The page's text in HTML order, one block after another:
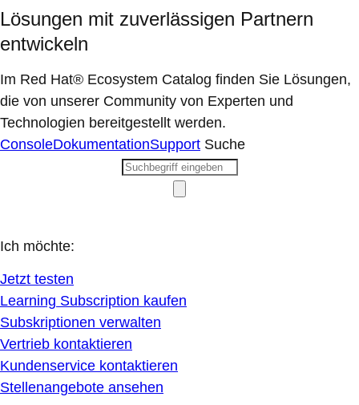
Lösungen mit zuverlässigen Partnern
entwickeln
Im Red Hat® Ecosystem Catalog finden Sie Lösungen,
die von unserer Community von Experten und
Technologien bereitgestellt werden.
ConsoleDokumentationSupport Suche
Ich möchte:
Jetzt testen
Learning Subscription kaufen
Subskriptionen verwalten
Vertrieb kontaktieren
Kundenservice kontaktieren
Stellenangebote ansehen